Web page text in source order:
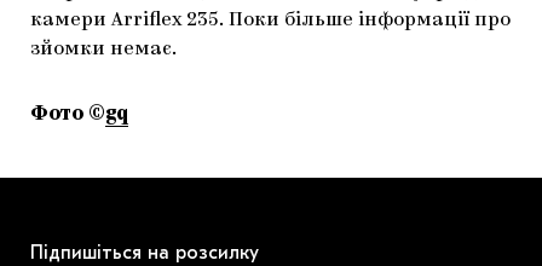
камери Arriflex 235. Поки більше інформації про
зйомки немає.
Фото ©gq
Підпишіться на розсилку